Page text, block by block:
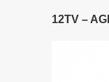
12TV –